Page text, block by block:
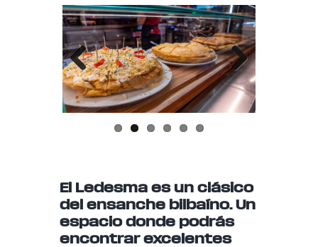
Previo
us
Next
El Ledesma es un clásico
del ensanche bilbaíno. Un
espacio donde podrás
encontrar excelentes